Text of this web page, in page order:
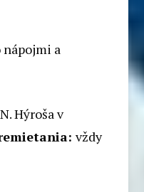
a
Hýroša v
vždy